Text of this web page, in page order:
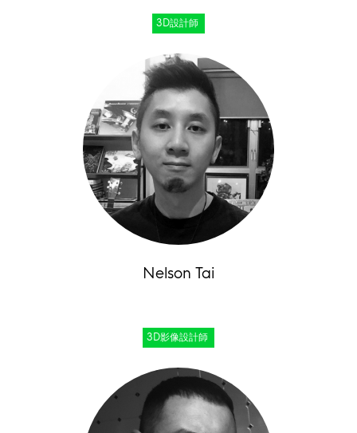
3D設計師
Nelson Tai
3D影像設計師